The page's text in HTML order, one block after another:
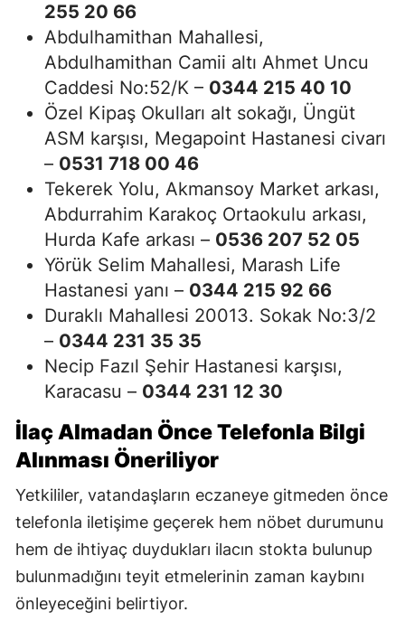
255 20 66
Abdulhamithan Mahallesi,
Abdulhamithan Camii altı Ahmet Uncu
Caddesi No:52/K – 0344 215 40 10
Özel Kipaş Okulları alt sokağı, Üngüt
ASM karşısı, Megapoint Hastanesi civarı
– 0531 718 00 46
Tekerek Yolu, Akmansoy Market arkası,
Abdurrahim Karakoç Ortaokulu arkası,
Hurda Kafe arkası – 0536 207 52 05
Yörük Selim Mahallesi, Marash Life
Hastanesi yanı – 0344 215 92 66
Duraklı Mahallesi 20013. Sokak No:3/2
– 0344 231 35 35
Necip Fazıl Şehir Hastanesi karşısı,
Karacasu – 0344 231 12 30
İlaç Almadan Önce Telefonla Bilgi
Alınması Öneriliyor
Yetkililer, vatandaşların eczaneye gitmeden önce
telefonla iletişime geçerek hem nöbet durumunu
hem de ihtiyaç duydukları ilacın stokta bulunup
bulunmadığını teyit etmelerinin zaman kaybını
önleyeceğini belirtiyor.